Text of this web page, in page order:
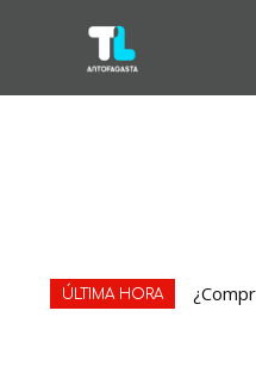
ÚLTIMA HORA